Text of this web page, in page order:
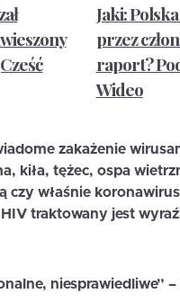
Jaki:
przez
raport?
Wideo
zakażenie
kiła, tężec, ospa
czy właśnie
traktowany jest
niesprawiedliwe” –